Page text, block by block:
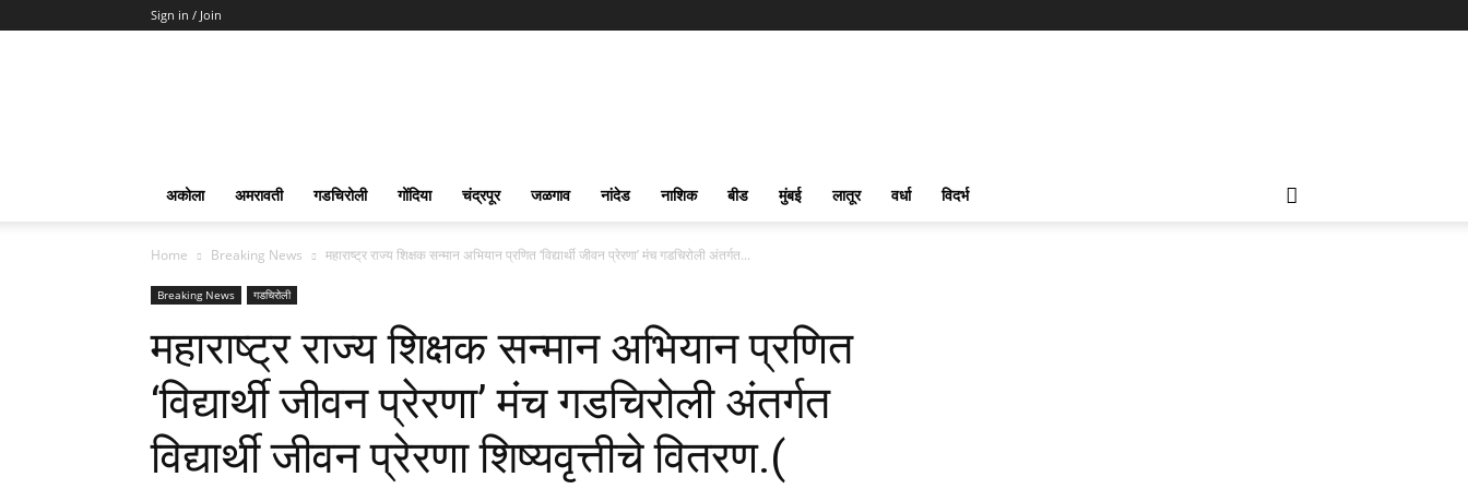
Sign in / Join
अकोला अमरावती गडचिरोली गोंदिया चंद्रपूर जळगाव नांदेड नाशिक बीड मुंबई लातूर वर्धा विदर्भ
Home Breaking News महाराष्ट्र राज्य शिक्षक सन्मान अभियान प्रणित ‘विद्यार्थी जीवन प्रेरणा’ मंच गडचिरोली अंतर्गत...
Breaking News गडचिरोली
महाराष्ट्र राज्य शिक्षक सन्मान अभियान प्रणित
‘विद्यार्थी जीवन प्रेरणा’ मंच गडचिरोली अंतर्गत
विद्यार्थी जीवन प्रेरणा शिष्यवृत्तीचे वितरण.(